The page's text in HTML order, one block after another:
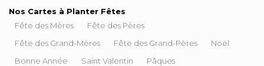
Nos Cartes à Planter Fêtes
Fête des Mères
Fête des Pères
Fête des Grand-Mères
Fête des Grand-Pères
Noël
Bonne Année
Saint Valentin Pâques